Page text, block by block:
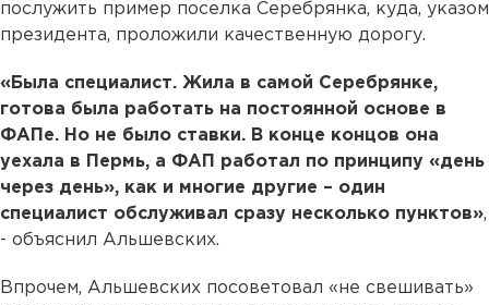
послужить пример поселка Серебрянка, куда, указом
президента, проложили качественную дорогу.
«Была специалист. Жила в самой Серебрянке,
готова была работать на постоянной основе в
ФАПе. Но не было ставки. В конце концов она
уехала в Пермь, а ФАП работал по принципу «день
через день», как и многие другие – один
специалист обслуживал сразу несколько пунктов»,
- объяснил Альшевских.
Впрочем, Альшевских посоветовал «не свешивать»